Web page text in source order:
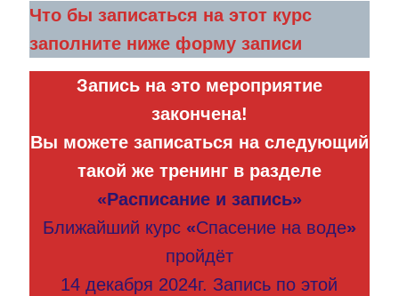
Что бы записаться на этот курс
заполните ниже форму записи
Запись на это мероприятие
закончена!
Вы можете записаться на следующий
такой же тренинг в разделе
«Расписание и запись»
Ближайший курс «Спасение на воде»
пройдёт
14 декабря 2024г. Запись по этой